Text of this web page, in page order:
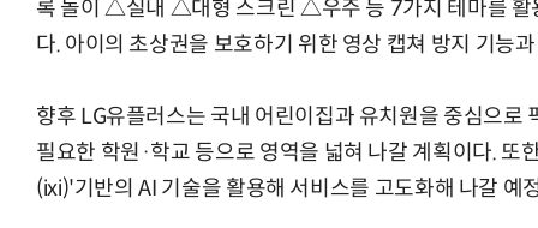
록 놀이 △실내 △대형 스크린 △우주 등 7가지 테마를 활
다. 아이의 초상권을 보호하기 위한 영상 캡쳐 방지 기능
향후 LG유플러스는 국내 어린이집과 유치원을 중심으로
필요한 학원·학교 등으로 영역을 넓혀 나갈 계획이다. 또
(ixi)'기반의 AI 기술을 활용해 서비스를 고도화해 나갈 예